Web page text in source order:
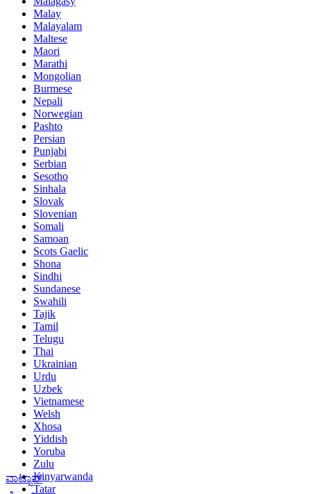
ವಾಟ್ಸಾಪ್
Malay
Malayalam
Maltese
Maori
Marathi
Mongolian
Burmese
Nepali
Norwegian
Pashto
Persian
Punjabi
Serbian
Sesotho
Sinhala
Slovak
Slovenian
Somali
Samoan
Scots Gaelic
Shona
Sindhi
Sundanese
Swahili
Tajik
Tamil
Telugu
Thai
Ukrainian
Urdu
Uzbek
Vietnamese
Welsh
Xhosa
Yiddish
Yoruba
Zulu
Kinyarwanda
Tatar